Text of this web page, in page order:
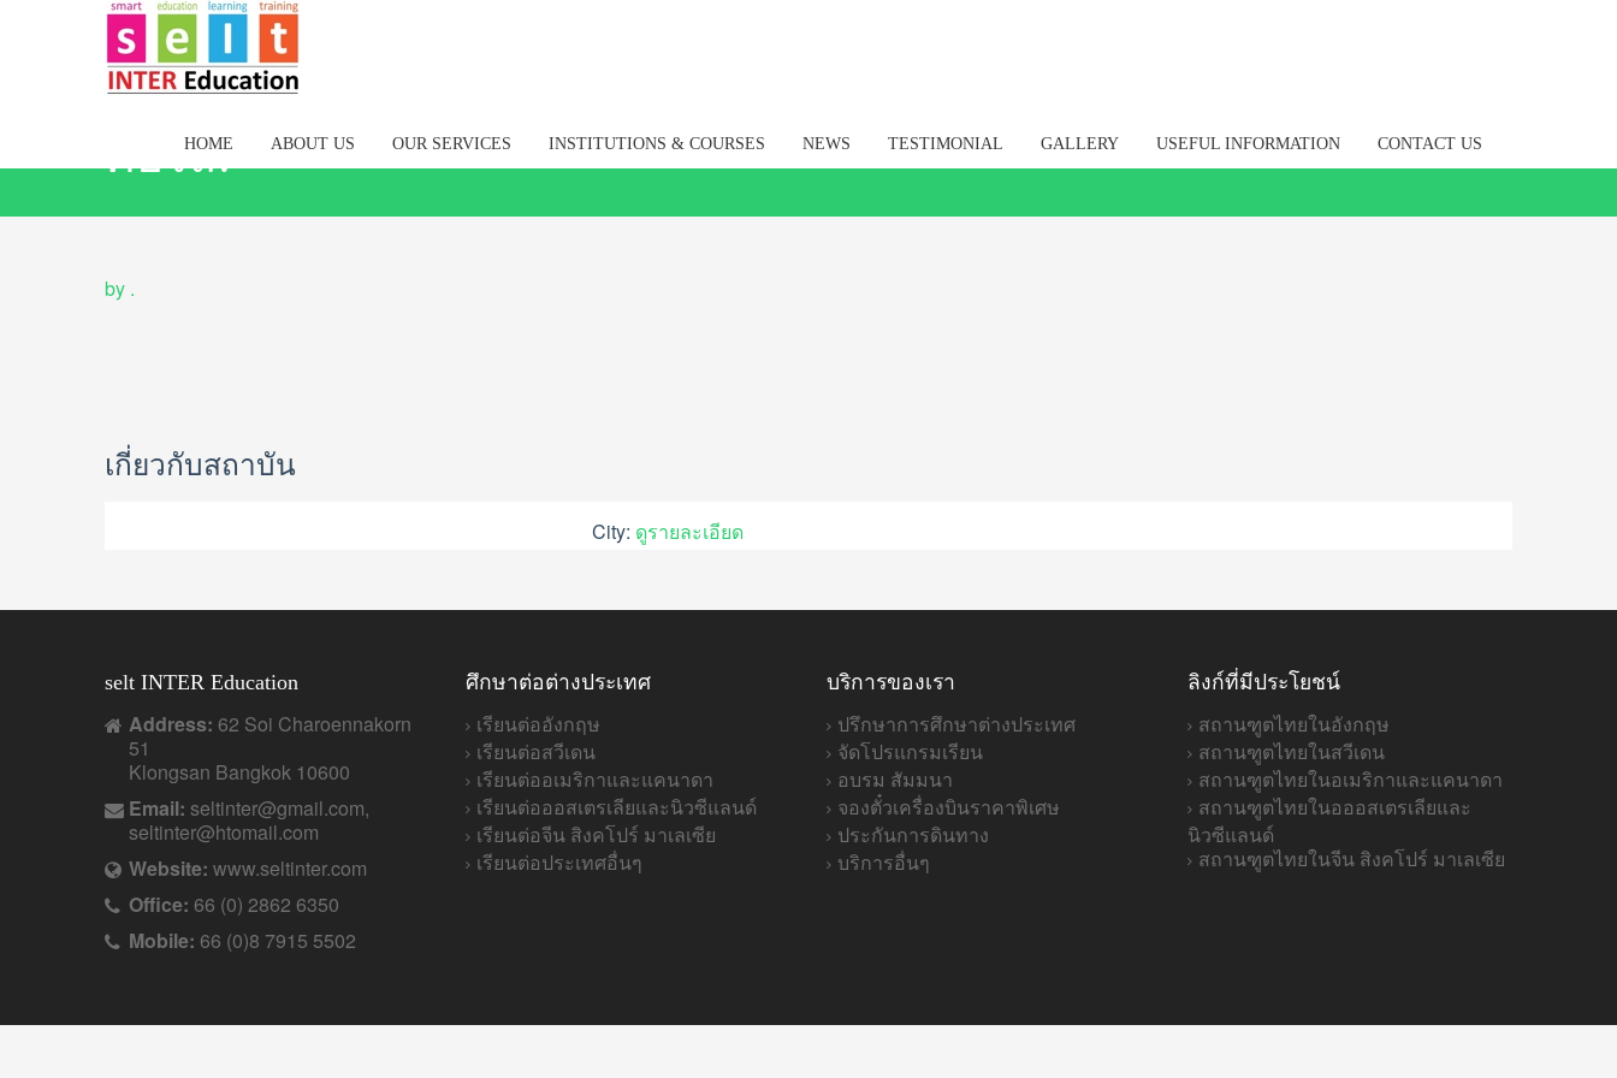
HOME ABOUT US OUR SERVICES INSTITUTIONS & COURSES NEWS TESTIMONIAL GALLERY USEFUL INFORMATION CONTACT US
คอร์ส:
by .
เกี่ยวกับสถาบัน
City: ดูรายละเอียด
selt INTER Education
Address: 62 Soi Charoennakorn
51
Klongsan Bangkok 10600
Email: seltinter@gmail.com,
seltinter@htomail.com
Website: www.seltinter.com
Office: 66 (0) 2862 6350
Mobile: 66 (0)8 7915 5502
ศึกษาต่อต่างประเทศ
เรียนต่ออังกฤษ
เรียนต่อสวีเดน
เรียนต่ออเมริกาและแคนาดา
เรียนต่อออสเตรเลียและนิวซีแลนด์
เรียนต่อจีน สิงคโปร์ มาเลเซีย
เรียนต่อประเทศอื่นๆ
บริการของเรา
ปรึกษาการศึกษาต่างประเทศ
จัดโปรแกรมเรียน
อบรม สัมมนา
จองตั๋วเครื่องบินราคาพิเศษ
ประกันการดินทาง
บริการอื่นๆ
ลิงก์ที่มีประโยชน์
สถานฑูตไทยในอังกฤษ
สถานฑูตไทยในสวีเดน
สถานฑูตไทยในอเมริกาและแคนาดา
สถานฑูตไทยในอออสเตรเลียและ
นิวซีแลนด์
สถานฑูตไทยในจีน สิงคโปร์ มาเลเซีย